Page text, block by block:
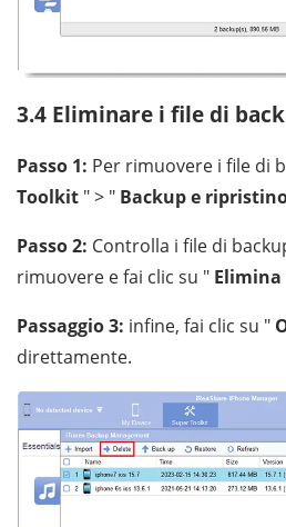
3.4 Eliminare i file di
Passo 1: Per rimuovere i file di
Toolkit " > " Backup e
Passo 2: Controlla i file di
rimuovere e fai clic su " Elimina
Passaggio 3: infine, fai clic su "
direttamente.